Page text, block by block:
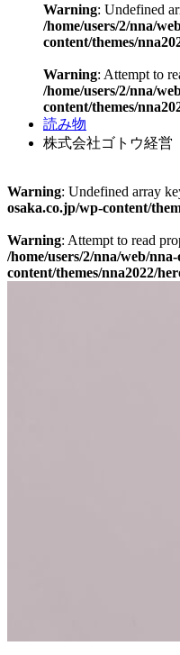
Warning: Undefined
/home/users/2/nna/
content/themes/
Warning: Attempt to
/home/users/2/nna/
content/themes/
読み物
株式会社ゴトウ経
Warning: Undefined array
osaka.co.jp/wp-content/
Warning: Attempt to read
/home/users/2/nna/web/
content/themes/nna2022/